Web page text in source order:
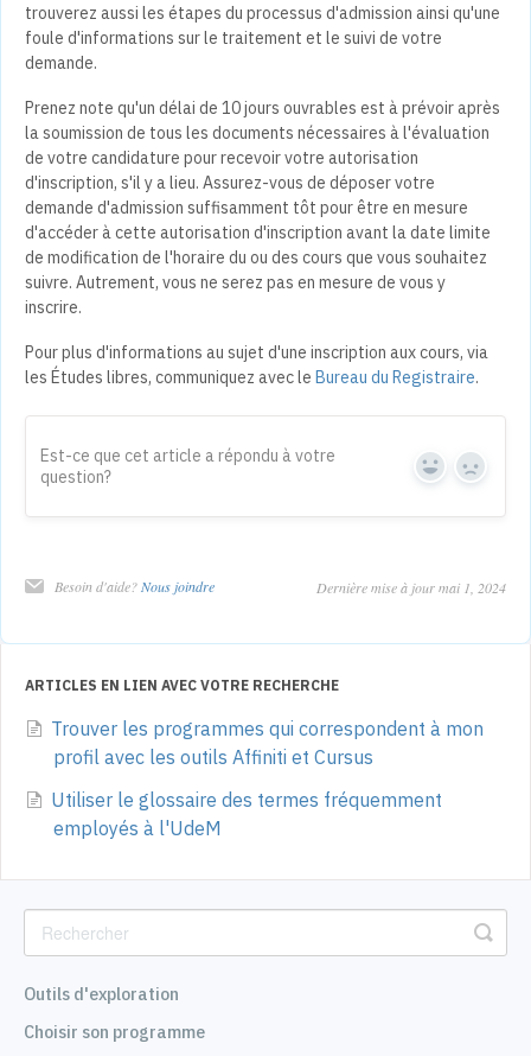
trouverez aussi les étapes du processus d'admission ainsi qu'une
foule d'informations sur le traitement et le suivi de votre
demande.
Prenez note qu'un délai de 10 jours ouvrables est à prévoir après
la soumission de tous les documents nécessaires à l'évaluation
de votre candidature pour recevoir votre autorisation
d'inscription, s'il y a lieu. Assurez-vous de déposer votre
demande d'admission suffisamment tôt pour être en mesure
d'accéder à cette autorisation d'inscription avant la date limite
de modification de l'horaire du ou des cours que vous souhaitez
suivre. Autrement, vous ne serez pas en mesure de vous y
inscrire.
Pour plus d'informations au sujet d'une inscription aux cours, via
les Études libres, communiquez avec le Bureau du Registraire.
Est-ce que cet article a répondu à votre
question?
Yes No
Besoin d'aide?Nous joindre Dernière mise à jour mai 1, 2024
ARTICLES EN LIEN AVEC VOTRE RECHERCHE
Trouver les programmes qui correspondent à mon
profil avec les outils Affiniti et Cursus
Utiliser le glossaire des termes fréquemment
employés à l'UdeM
Outils d'exploration
Choisir son programme